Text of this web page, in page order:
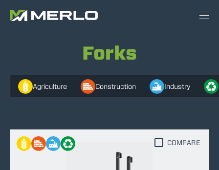
Forks
Agriculture Construction Industry
COMPARE